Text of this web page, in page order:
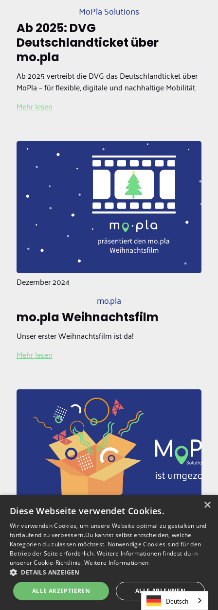
MoPla Solutions
Ab 2025: DVG
Deutschlandticket über
mo.pla
Ab 2025 vertreibt die DVG das Deutschlandticket über
MoPla – für flexible, digitale und nachhaltige Mobilität.
Mehr lesen
Dezember 2024
mo.pla
mo.pla Weihnachtsfilm
Unser erster Weihnachtsfilm ist da!
Mehr lesen
Oktober 2024
MoPla Solutions
MoPla Solutions GmbH bezieht
neues Büro
Gemeinsam unter einem Dach - auf einer Etage vereint.
Deutsch
×
Diese Webseite verwendet Cookies.
Wir verwenden Cookies, um unsere Website optimal zu gestalten und
fortlaufend zu verbessern.Du kannst selbst entscheiden, welche
Kategorien du zulassen möchtest. Notwendige Cookies sind für den
Betrieb der Seite erforderlich. Weitere Informationen findest du in
unserer Cookie-Richtlinie.Weitere Informationen
DETAILS ANZEIGEN
ALLE AKZEPTIEREN ALLE ABLEHNEN